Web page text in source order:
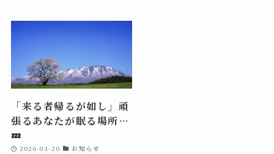
「来る者帰るが如し」頑
張るあなたが眠る場所…
💤
2026-03-20 お知らせ